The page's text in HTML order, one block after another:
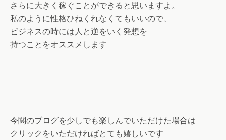
さらに大きく稼ぐことができると思いますよ。
私のように性格ひねくれなくてもいいので、
ビジネスの時には人と逆をいく発想を
持つことをオススメします
今関のブログを少しでも楽しんでいただけた場合は
クリックをいただければとても嬉しいです